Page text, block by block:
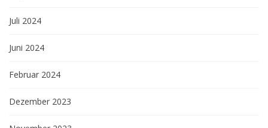
Juli 2024
Juni 2024
Februar 2024
Dezember 2023